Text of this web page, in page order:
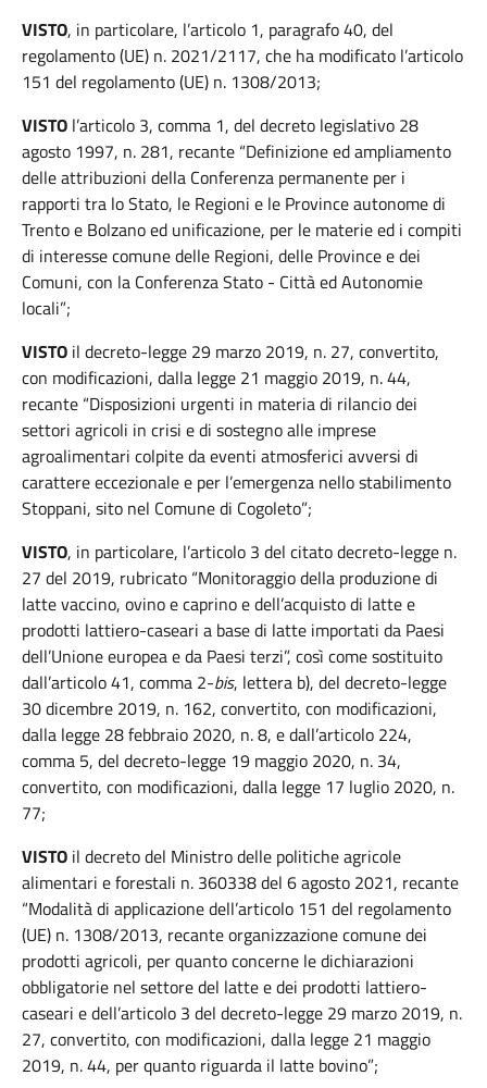
VISTO, in particolare, l’articolo 1, paragrafo 40, del
regolamento (UE) n. 2021/2117, che ha modificato l’articolo
151 del regolamento (UE) n. 1308/2013;
VISTO l’articolo 3, comma 1, del decreto legislativo 28
agosto 1997, n. 281, recante “Definizione ed ampliamento
delle attribuzioni della Conferenza permanente per i
rapporti tra lo Stato, le Regioni e le Province autonome di
Trento e Bolzano ed unificazione, per le materie ed i compiti
di interesse comune delle Regioni, delle Province e dei
Comuni, con la Conferenza Stato - Città ed Autonomie
locali”;
VISTO il decreto-legge 29 marzo 2019, n. 27, convertito,
con modificazioni, dalla legge 21 maggio 2019, n. 44,
recante “Disposizioni urgenti in materia di rilancio dei
settori agricoli in crisi e di sostegno alle imprese
agroalimentari colpite da eventi atmosferici avversi di
carattere eccezionale e per l’emergenza nello stabilimento
Stoppani, sito nel Comune di Cogoleto”;
VISTO, in particolare, l’articolo 3 del citato decreto-legge n.
27 del 2019, rubricato “Monitoraggio della produzione di
latte vaccino, ovino e caprino e dell’acquisto di latte e
prodotti lattiero-caseari a base di latte importati da Paesi
dell’Unione europea e da Paesi terzi”, così come sostituito
dall’articolo 41, comma 2-bis, lettera b), del decreto-legge
30 dicembre 2019, n. 162, convertito, con modificazioni,
dalla legge 28 febbraio 2020, n. 8, e dall’articolo 224,
comma 5, del decreto-legge 19 maggio 2020, n. 34,
convertito, con modificazioni, dalla legge 17 luglio 2020, n.
77;
VISTO il decreto del Ministro delle politiche agricole
alimentari e forestali n. 360338 del 6 agosto 2021, recante
“Modalità di applicazione dell’articolo 151 del regolamento
(UE) n. 1308/2013, recante organizzazione comune dei
prodotti agricoli, per quanto concerne le dichiarazioni
obbligatorie nel settore del latte e dei prodotti lattiero-
caseari e dell’articolo 3 del decreto-legge 29 marzo 2019, n.
27, convertito, con modificazioni, dalla legge 21 maggio
2019, n. 44, per quanto riguarda il latte bovino”;